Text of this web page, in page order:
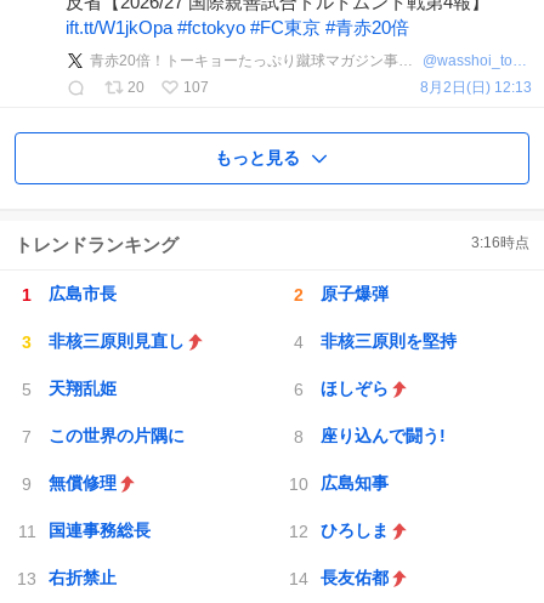
ift.tt/W1jkOpa #fctokyo #FC東京 #青赤20倍
青赤20倍！トーキョーたっぷり蹴球マガジン事務局 @wasshoi_tokyo
20
107 8月2日(日) 12:13
もっと見る
トレンドランキング 3:16時点
広島市長 原子爆弾
非核三原則見直し 非核三原則を堅持
天翔乱姫 ほしぞら
この世界の片隅に 座り込んで闘う!
無償修理 広島知事
国連事務総長 ひろしま
右折禁止 長友佑都